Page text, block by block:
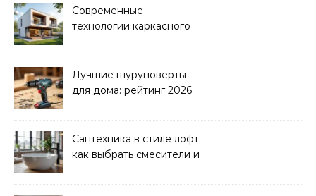
Современные
технологии каркасного
Лучшие шуруповерты
для дома: рейтинг 2026
Сантехника в стиле лофт:
как выбрать смесители и